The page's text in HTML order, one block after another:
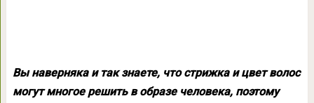
Вы наверняка и так знаете, что стрижка и цвет волос
могут многое решить в образе человека, поэтому